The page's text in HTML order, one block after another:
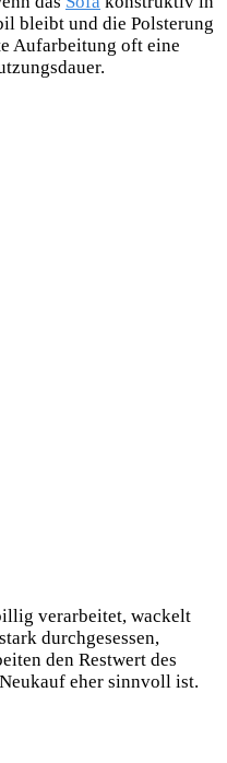
bleibt und die Polsterung
Aufarbeitung oft eine
verarbeitet, wackelt
durchgesessen,
den Restwert des
eher sinnvoll ist.